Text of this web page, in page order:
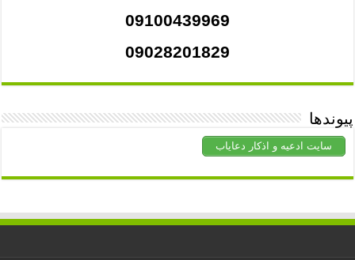
09100439969
09028201829
پیوندها
سایت ادعیه و اذکار دعایاب